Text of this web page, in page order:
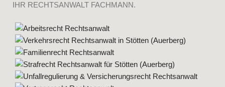
IHR RECHTSANWALT FACHMANN.